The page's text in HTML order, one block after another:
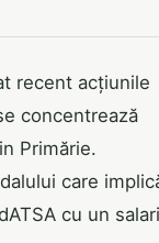
recent acțiunile
concentrează
Primărie.
care
cu un